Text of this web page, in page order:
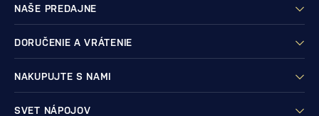
NAŠE PREDAJNE
DORUČENIE A VRÁTENIE
NAKUPUJTE S NAMI
SVET NÁPOJOV